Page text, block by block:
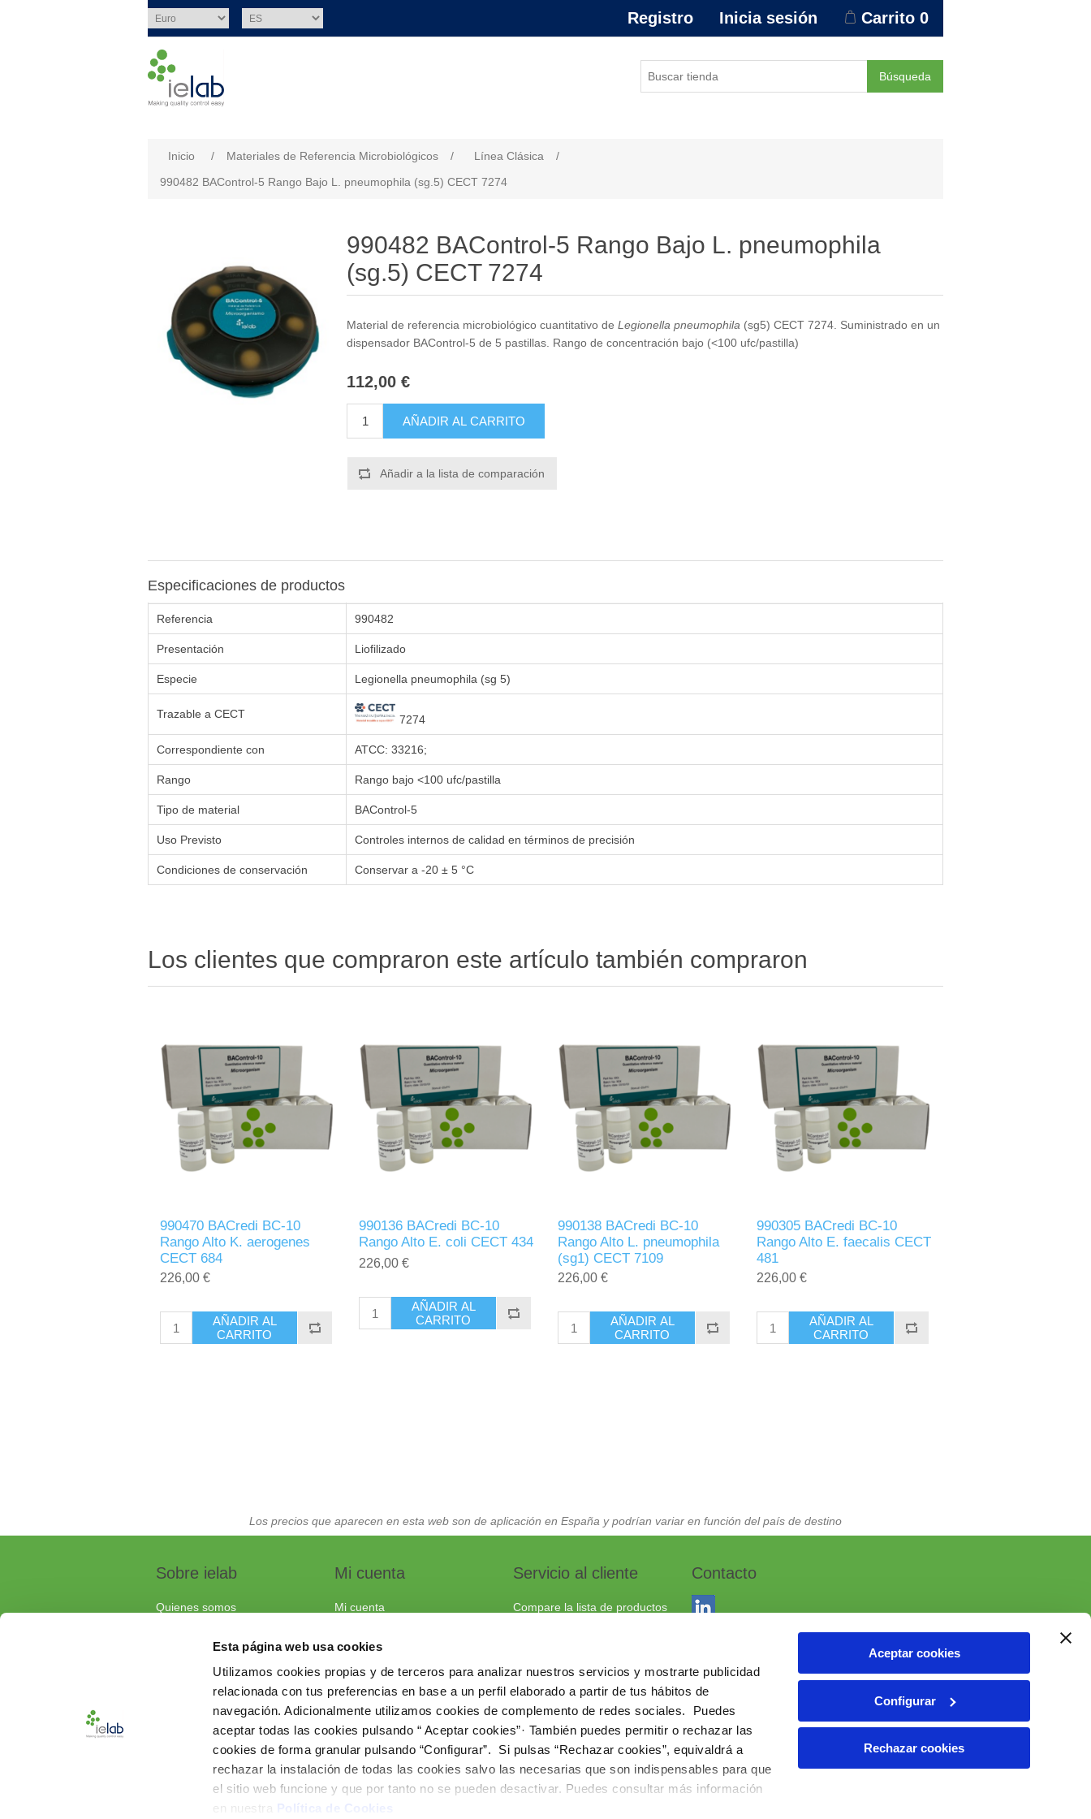
Esta página web usa cookies
Utilizamos cookies propias y de terceros para analizar nuestros servicios y mostrarte publicidad
relacionada con tus preferencias en base a un perfil elaborado a partir de tus hábitos de
navegación. Adicionalmente utilizamos cookies de complemento de redes sociales. Puedes
aceptar todas las cookies pulsando “ Aceptar cookies”· También puedes permitir o rechazar las
cookies de forma granular pulsando “Configurar”. Si pulsas “Rechazar cookies”, equivaldrá a
rechazar la instalación de todas las cookies salvo las necesarias que son indispensables para que
el sitio web funcione y que por tanto no se pueden desactivar. Puedes consultar más información
en nuestra Política de Cookies
Aceptar cookies
Configurar
Rechazar cookies
Registro Inicia sesión Carrito 0
Búsqueda
Inicio / Materiales de Referencia Microbiológicos / Línea Clásica
/
990482 BAControl-5 Rango Bajo L. pneumophila (sg.5) CECT 7274
990482 BAControl-5 Rango Bajo L. pneumophila
(sg.5) CECT 7274
Material de referencia microbiológico cuantitativo de Legionella pneumophila (sg5) CECT 7274. Suministrado en un
dispensador BAControl-5 de 5 pastillas. Rango de concentración bajo (<100 ufc/pastilla)
112,00 €
AÑADIR AL CARRITO
Añadir a la lista de comparación
Especificaciones de productos
Referencia 990482
Presentación Liofilizado
Especie Legionella pneumophila (sg 5)
Trazable a CECT 7274
Correspondiente con ATCC: 33216;
Rango Rango bajo <100 ufc/pastilla
Tipo de material BAControl-5
Uso Previsto Controles internos de calidad en términos de precisión
Condiciones de conservación Conservar a -20 ± 5 °C
Los clientes que compraron este artículo también compraron
990470 BACredi BC-10
Rango Alto K. aerogenes
CECT 684
226,00 €
AÑADIR AL
CARRITO
990136 BACredi BC-10
Rango Alto E. coli CECT 434
226,00 €
AÑADIR AL
CARRITO
990138 BACredi BC-10
Rango Alto L. pneumophila
(sg1) CECT 7109
226,00 €
AÑADIR AL
CARRITO
990305 BACredi BC-10
Rango Alto E. faecalis CECT
481
226,00 €
AÑADIR AL
CARRITO
Los precios que aparecen en esta web son de aplicación en España y podrían variar en función del país de destino
Sobre ielab
Quienes somos
Soluciones a medida
Contacta con nosotros
Documentos de interés
Preguntas frecuentes
Mi cuenta
Mi cuenta
Servicio al cliente
Compare la lista de productos
Aviso Legal
Política de privacidad
Contacto
Dracma, 7 - Polígono Industrial Las Atalayas
03114 ALICANTE (España)
+34 966 10 55 01
comercial@ielab.es
www.ielab.es